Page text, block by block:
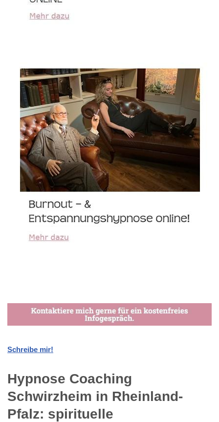
Schreibe mir!
Hypnose Coaching
Schwirzheim in Rheinland-
Pfalz: spirituelle